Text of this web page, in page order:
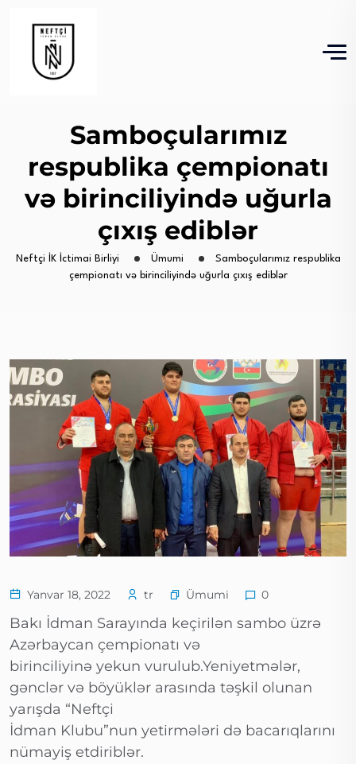
Samboçularımız
respublika çempionatı
və birinciliyində uğurla
çıxış ediblər
Neftçi İK İctimai Birliyi Ümumi
Samboçularımız respublika
çempionatı və birinciliyində uğurla çıxış ediblər
Yanvar 18, 2022 tr Ümumi 0
Bakı İdman Sarayında keçirilən sambo üzrə
Azərbaycan çempionatı və
birinciliyinə yekun vurulub.Yeniyetmələr,
gənclər və böyüklər arasında təşkil olunan
yarışda “Neftçi
İdman Klubu”nun yetirmələri də bacarıqlarını
nümayiş etdiriblər.